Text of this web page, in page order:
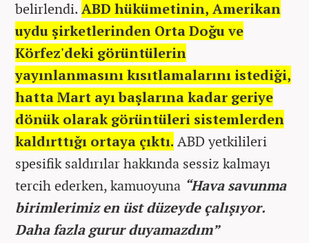
belirlendi.ABD hükümetinin, Amerikan
uydu şirketlerinden Orta Doğu ve
Körfez'deki görüntülerin
yayınlanmasını kısıtlamalarını istediği,
hatta Mart ayı başlarına kadar geriye
dönük olarak görüntüleri sistemlerden
kaldırttığı ortaya çıktı. ABD yetkilileri
spesifik saldırılar hakkında sessiz kalmayı
tercih ederken, kamuoyuna “Hava savunma
birimlerimiz en üst düzeyde çalışıyor.
Daha fazla gurur duyamazdım”